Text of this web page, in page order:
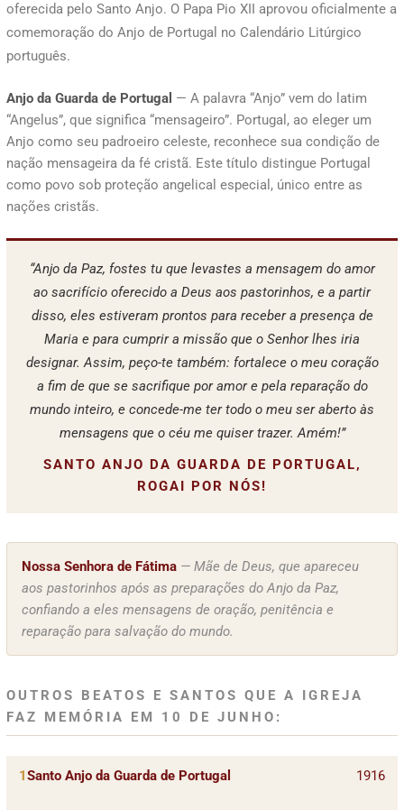
oferecida pelo Santo Anjo. O Papa Pio XII aprovou oficialmente a
comemoração do Anjo de Portugal no Calendário Litúrgico
português.
Anjo da Guarda de Portugal — A palavra “Anjo” vem do latim
“Angelus”, que significa “mensageiro”. Portugal, ao eleger um
Anjo como seu padroeiro celeste, reconhece sua condição de
nação mensageira da fé cristã. Este título distingue Portugal
como povo sob proteção angelical especial, único entre as
nações cristãs.
“Anjo da Paz, fostes tu que levastes a mensagem do amor
ao sacrifício oferecido a Deus aos pastorinhos, e a partir
disso, eles estiveram prontos para receber a presença de
Maria e para cumprir a missão que o Senhor lhes iria
designar. Assim, peço-te também: fortalece o meu coração
a fim de que se sacrifique por amor e pela reparação do
mundo inteiro, e concede-me ter todo o meu ser aberto às
mensagens que o céu me quiser trazer. Amém!”
SANTO ANJO DA GUARDA DE PORTUGAL,
ROGAI POR NÓS!
Nossa Senhora de Fátima — Mãe de Deus, que apareceu
aos pastorinhos após as preparações do Anjo da Paz,
confiando a eles mensagens de oração, penitência e
reparação para salvação do mundo.
OUTROS BEATOS E SANTOS QUE A IGREJA
FAZ MEMÓRIA EM 10 DE JUNHO:
1 Santo Anjo da Guarda de Portugal 1916